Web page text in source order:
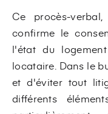
Ce procès-
confirme le
l'état du
locataire. Dans le
et d'éviter tout
différents